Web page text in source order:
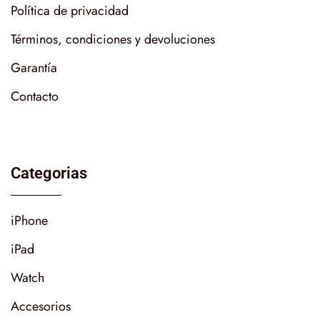
Política de privacidad
Términos, condiciones y devoluciones
Garantía
Contacto
Categorias
iPhone
iPad
Watch
Accesorios